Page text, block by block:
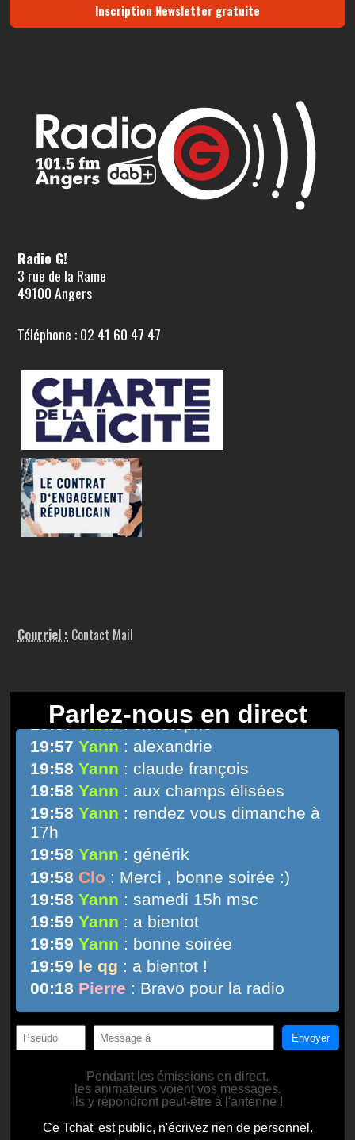
Inscription Newsletter gratuite
Radio G!
3 rue de la Rame
49100 Angers
Téléphone : 02 41 60 47 47
Courriel : Contact Mail